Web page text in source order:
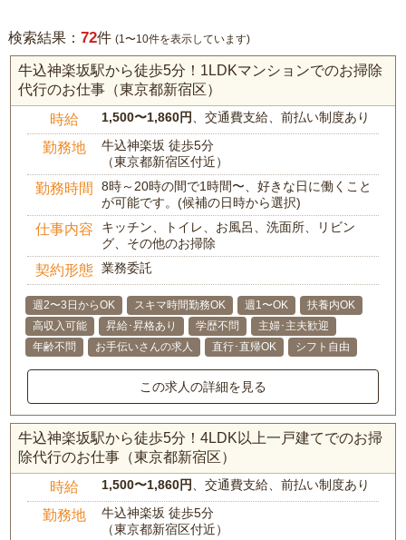
検索結果： 72件 (1〜10件を表示しています)
牛込神楽坂駅から徒歩5分！1LDKマンションでのお掃除
代行のお仕事（東京都新宿区）
時給 1,500〜1,860円 、交通費支給、前払い制度あり
勤務地
牛込神楽坂 徒歩5分
（東京都新宿区付近）
勤務時間
8時～20時の間で1時間〜、好きな日に働くこと
が可能です。(候補の日時から選択)
仕事内容
キッチン、トイレ、お風呂、洗面所、リビン
グ、その他のお掃除
契約形態 業務委託
週2〜3日からOK スキマ時間勤務OK 週1〜OK
扶養内OK
高収入可能
昇給･昇格あり 学歴不問
主婦･主夫歓迎
年齢不問
お手伝いさんの求人 直行･直帰OK シフト自由
この求人の詳細を見る
牛込神楽坂駅から徒歩5分！4LDK以上一戸建てでのお掃
除代行のお仕事（東京都新宿区）
時給 1,500〜1,860円 、交通費支給、前払い制度あり
勤務地
牛込神楽坂 徒歩5分
（東京都新宿区付近）